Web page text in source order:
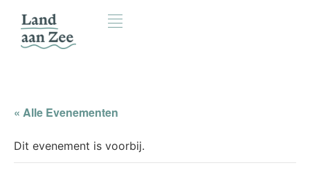
« Alle Evenementen
Dit evenement is voorbij.